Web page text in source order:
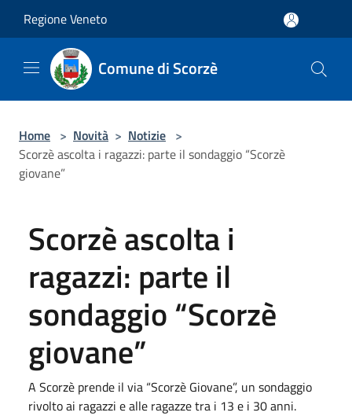
Regione Veneto
Comune di Scorzè
Home > Novità > Notizie >
Scorzè ascolta i ragazzi: parte il sondaggio “Scorzè
giovane”
Scorzè ascolta i
ragazzi: parte il
sondaggio “Scorzè
giovane”
A Scorzè prende il via “Scorzè Giovane”, un sondaggio
rivolto ai ragazzi e alle ragazze tra i 13 e i 30 anni.